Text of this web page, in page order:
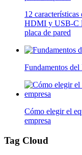
12
HDMI y USB-C
placa de pared
Fundamentos
Cómo elegir el
empresa
Tag Cloud